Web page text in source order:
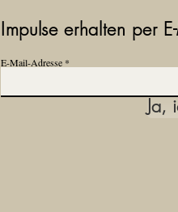
Impulse erhalten per
E-Mail-Adresse
Ja,